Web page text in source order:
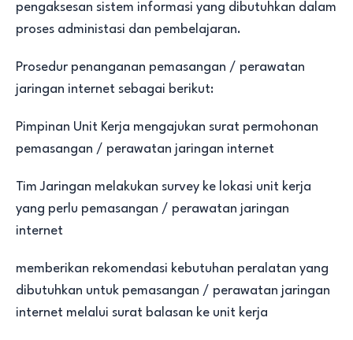
pengaksesan sistem informasi yang dibutuhkan dalam
proses administasi dan pembelajaran.
Prosedur penanganan pemasangan / perawatan
jaringan internet sebagai berikut:
Pimpinan Unit Kerja mengajukan surat permohonan
pemasangan / perawatan jaringan internet
Tim Jaringan melakukan survey ke lokasi unit kerja
yang perlu pemasangan / perawatan jaringan
internet
memberikan rekomendasi kebutuhan peralatan yang
dibutuhkan untuk pemasangan / perawatan jaringan
internet melalui surat balasan ke unit kerja